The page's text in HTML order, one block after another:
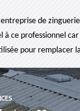
de
ce professionnel
pour remplacer